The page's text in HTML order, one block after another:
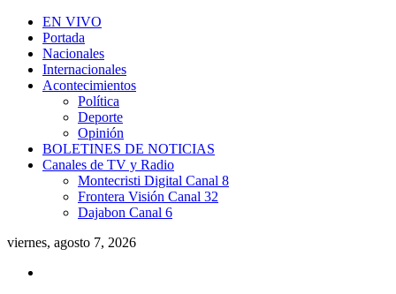
EN VIVO
Portada
Nacionales
Internacionales
Acontecimientos
Política
Deporte
Opinión
BOLETINES DE NOTICIAS
Canales de TV y Radio
Montecristi Digital Canal 8
Frontera Visión Canal 32
Dajabon Canal 6
viernes, agosto 7, 2026